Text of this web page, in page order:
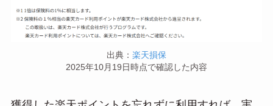
出典： 楽天損保
2025年10月19日時点で確認した内容